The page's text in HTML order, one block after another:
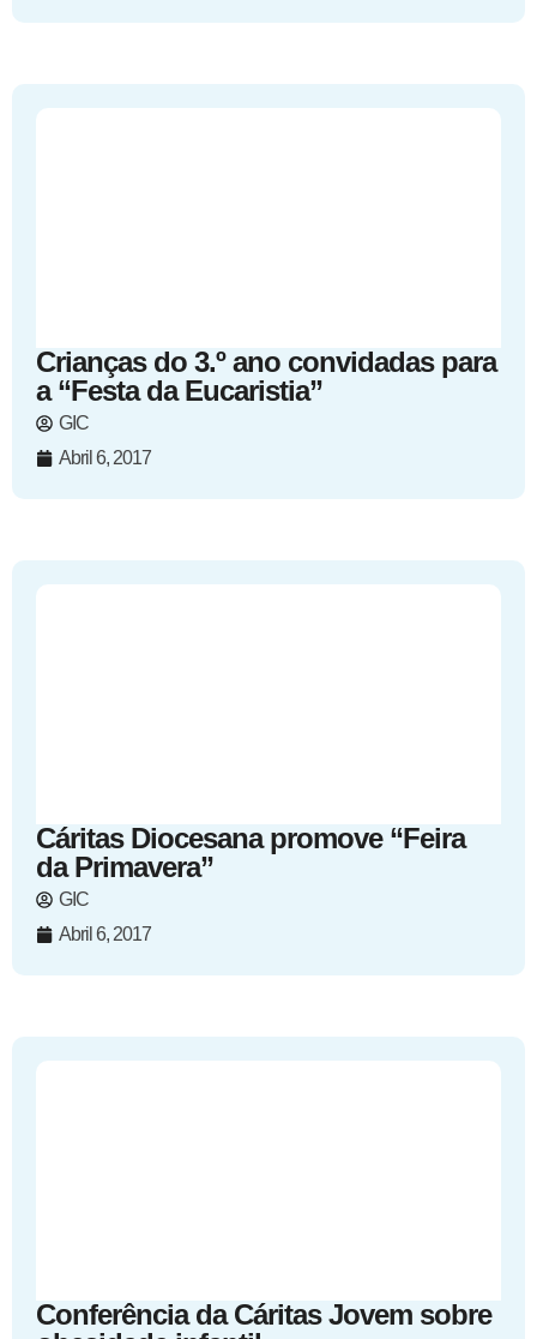
Crianças do 3.º ano convidadas para
a “Festa da Eucaristia”
GIC
Abril 6, 2017
Cáritas Diocesana promove “Feira
da Primavera”
GIC
Abril 6, 2017
Conferência da Cáritas Jovem sobre